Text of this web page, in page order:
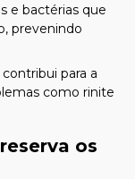
e bactérias que
prevenindo
para a
como rinite
os